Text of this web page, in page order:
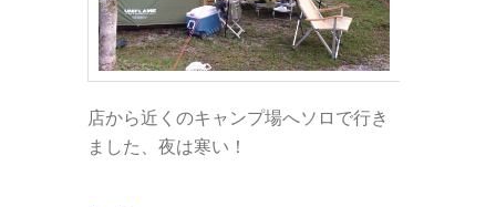
店から近くのキャンプ場へソロで行き
ました、夜は寒い！